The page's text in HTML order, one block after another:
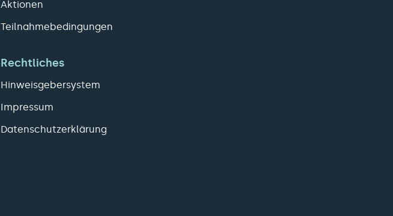
Aktionen
Teilnahmebedingungen
Rechtliches
Hinweisgebersystem
Impressum
Datenschutzerklärung